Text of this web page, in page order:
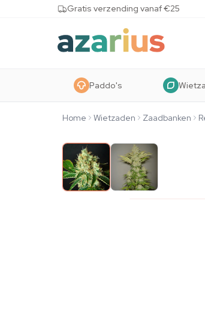
Skip to content Gratis verzending vanaf €25
Paddo's
Home Wietzaden Zaadbanken